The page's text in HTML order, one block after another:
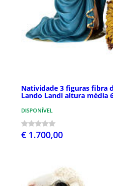
Natividade 3 figuras fibra
Lando Landi altura média
DISPONÍVEL
€ 1.700,00